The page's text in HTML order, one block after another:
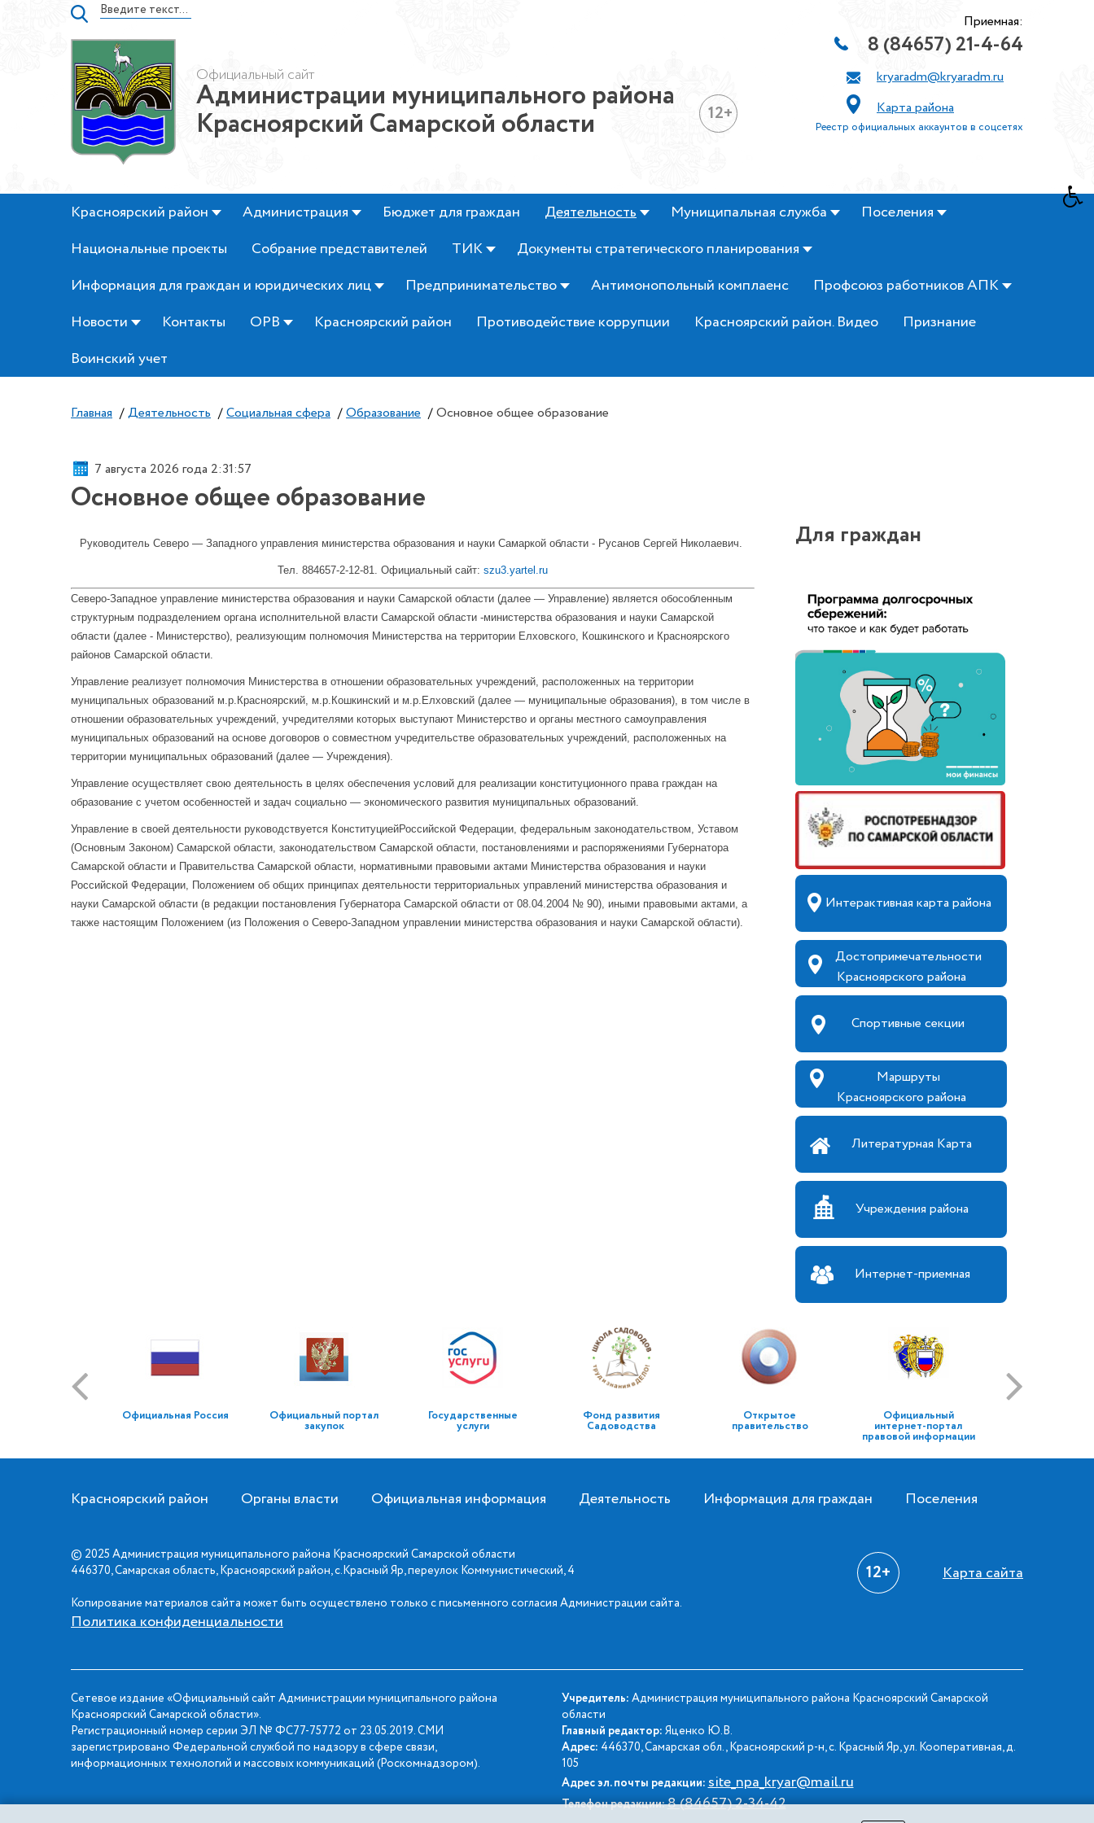
Официальный сайт
Администрации муниципального района
Красноярский Самарской области 12+
Приемная:
8 (84657) 21-4-64
kryaradm@kryaradm.ru
Карта района
Реестр официальных аккаунтов в соцсетях
Красноярский район Администрация Бюджет для граждан Деятельность Муниципальная служба
Поселения
Национальные проекты
Собрание представителей ТИК
Документы стратегического планирования
Информация для граждан и юридических лиц
Предпринимательство Антимонопольный комплаенс
Профсоюз работников АПК
Новости
Контакты ОРВ Красноярский район Противодействие коррупции Красноярский район. Видео
Признание
Воинский учет
Главная / Деятельность / Социальная сфера / Образование / Основное общее образование
7 августа 2026 года 2:31:57
Основное общее образование
Руководитель Северо — Западного управления министерства образования и науки Самаркой области - Русанов Сергей Николаевич.
Тел. 884657-2-12-81. Официальный сайт: szu3.yartel.ru
Северо-Западное управление министерства образования и науки Самарской области (далее — Управление) является обособленным
структурным подразделением органа исполнительной власти Самарской области -министерства образования и науки Самарской
области (далее - Министерство), реализующим полномочия Министерства на территории Елховского, Кошкинского и Красноярского
районов Самарской области.
Управление реализует полномочия Министерства в отношении образовательных учреждений, расположенных на территории
муниципальных образований м.р.Красноярский, м.р.Кошкинский и м.р.Елховский (далее — муниципальные образования), в том числе в
отношении образовательных учреждений, учредителями которых выступают Министерство и органы местного самоуправления
муниципальных образований на основе договоров о совместном учредительстве образовательных учреждений, расположенных на
территории муниципальных образований (далее — Учреждения).
Управление осуществляет свою деятельность в целях обеспечения условий для реализации конституционного права граждан на
образование с учетом особенностей и задач социально — экономического развития муниципальных образований.
Управление в своей деятельности руководствуется КонституциейРоссийской Федерации, федеральным законодательством, Уставом
(Основным Законом) Самарской области, законодательством Самарской области, постановлениями и распоряжениями Губернатора
Самарской области и Правительства Самарской области, нормативными правовыми актами Министерства образования и науки
Российской Федерации, Положением об общих принципах деятельности территориальных управлений министерства образования и
науки Самарской области (в редакции постановления Губернатора Самарской области от 08.04.2004 № 90), иными правовыми актами, а
также настоящим Положением (из Положения о Северо-Западном управлении министерства образования и науки Самарской области).
Для граждан
Интерактивная карта района
Достопримечательности
Красноярского района
Спортивные секции
Маршруты
Красноярского района
Литературная Карта
Учреждения района
Интернет-приемная
Официальная Россия Официальный портал
закупок
Государственные
услуги
Фонд развития
Садоводства
Открытое
правительство
Официальный
интернет-портал
правовой информации
Красноярский район Органы власти Официальная информация Деятельность Информация для граждан Поселения
© 2025 Администрация муниципального района Красноярский Самарской области
446370, Самарская область, Красноярский район, с.Красный Яр, переулок Коммунистический, 4
Копирование материалов сайта может быть осуществлено только с письменного согласия Администрации сайта.
Политика конфиденциальности
12+ Карта сайта
Сетевое издание «Официальный сайт Администрации муниципального района
Красноярский Самарской области».
Регистрационный номер серии ЭЛ № ФС77-75772 от 23.05.2019. СМИ
зарегистрировано Федеральной службой по надзору в сфере связи,
информационных технологий и массовых коммуникаций (Роскомнадзором).
Учредитель: Администрация муниципального района Красноярский Самарской
области
Главный редактор: Яценко Ю.В.
Адрес: 446370, Самарская обл., Красноярский р-н, с. Красный Яр, ул. Кооперативная, д.
105
Адрес эл. почты редакции:site_npa_kryar@mail.ru
Телефон редакции:8 (84657) 2-34-42